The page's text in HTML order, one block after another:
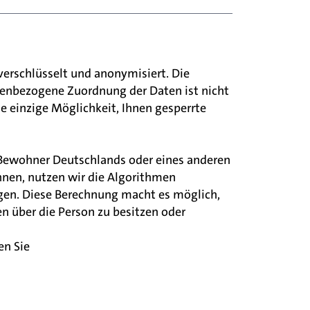
als deutsche Personalausweise
Null.
müssen eingegeben werden. Die
muss unbedingt ebenfalls
nicht verwendet werden.
sein.
Andere Ausweisdokumente
als europäische Reisepässe gelten,
Null.
müssen eingegeben werden. Die
worden sein.
nicht als deutsche Aufenthaltstitel
Null.
müssen eingegeben werden. Die
und anonymisiert. Die
Zuordnung der Daten ist nicht
einzige Möglichkeit, Ihnen gesperrte
Deutschlands oder eines anderen
nutzen wir die Algorithmen
Diese Berechnung macht es möglich,
über die Person zu besitzen oder
Sie